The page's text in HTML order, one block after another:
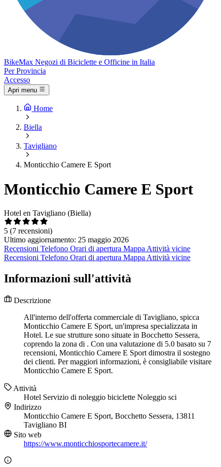
BikeMax Negozi di Biciclette e Officine in Italia
Per Provincia
Accesso
Apri menu
Home
Biella
Tavigliano
Monticchio Camere E Sport
Monticchio Camere E Sport
Hotel en Tavigliano (Biella)
5 (7 recensioni)
Ultimo aggiornamento: 25 maggio 2026
Recensioni Telefono Orari di apertura Mappa Attività vicine
Recensioni Telefono Orari di apertura Mappa Attività vicine
Informazioni sull'attività
Descrizione
All'interno dell'offerta commerciale di Tavigliano, spicca
Monticchio Camere E Sport, un'impresa specializzata in
Hotel. Le sue strutture sono situate in Bocchetto Sessera,
coprendo la zona di . Con una valutazione di 5.0 basato su 7
recensioni, Monticchio Camere E Sport dimostra il sostegno
dei clienti. Per maggiori informazioni, è consigliabile visitare
Monticchio Camere E Sport.
Attività
Hotel Servizio di noleggio biciclette Noleggio sci
Indirizzo
Monticchio Camere E Sport, Bocchetto Sessera, 13811
Tavigliano BI
Sito web
https://www.monticchiosportecamere.it/